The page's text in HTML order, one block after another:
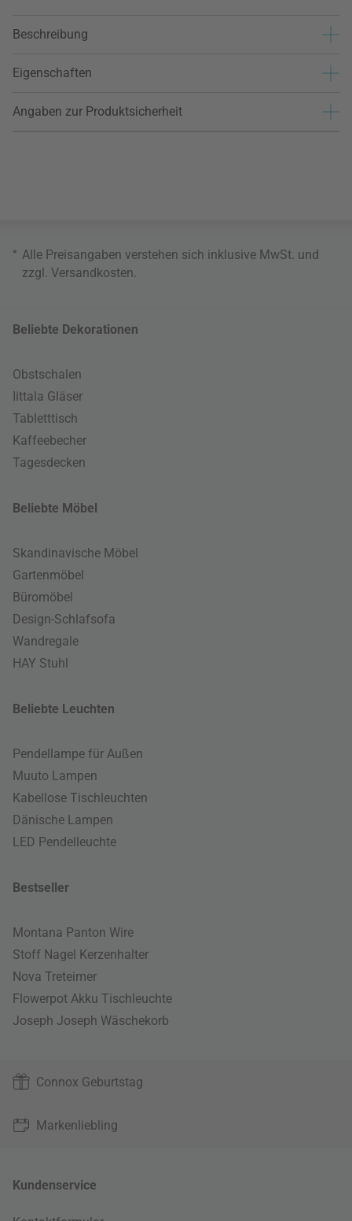
Beschreibung
Eigenschaften
Angaben zur Produktsicherheit
* Alle Preisangaben verstehen sich inklusive MwSt. und
zzgl. Versandkosten
Beliebte Dekorationen
Obstschalen
Iittala Gläser
Tabletttisch
Kaffeebecher
Tagesdecken
Beliebte Möbel
Skandinavische Möbel
Gartenmöbel
Büromöbel
Design-Schlafsofa
Wandregale
HAY Stuhl
Beliebte Leuchten
Pendellampe für Außen
Muuto Lampen
Kabellose Tischleuchten
Dänische Lampen
LED Pendelleuchte
Bestseller
Montana Panton Wire
Stoff Nagel Kerzenhalter
Nova Treteimer
Flowerpot Akku Tischleuchte
Joseph Joseph Wäschekorb
Connox Geburtstag
Markenliebling
Kundenservice